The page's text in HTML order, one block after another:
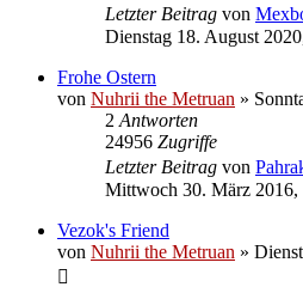
Letzter Beitrag von
Dienstag 18. August
Frohe Ostern
von Nuhrii the Metruan »
2 Antworten
24956 Zugriffe
Letzter Beitrag von
Mittwoch 30. März 2016,
Vezok's Friend
von Nuhrii the Metruan »